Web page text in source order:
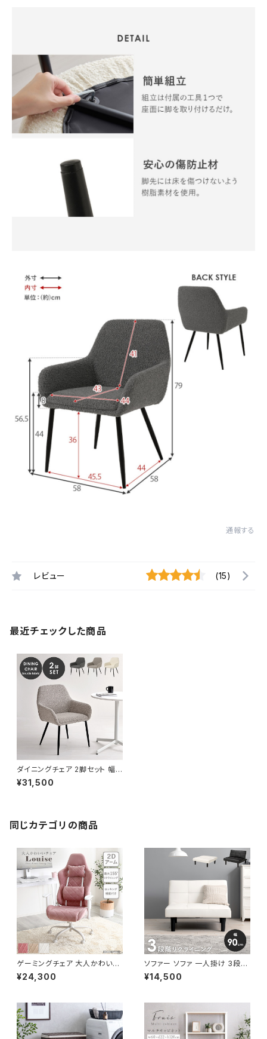
通報する
レビュー (15)
最近チェックした商品
ダイニングチェア 2脚セット 幅5
8 チェア チェアー 椅子 いす ブ
ークレ生地 エントランスチェア
¥31,500
同じカテゴリの商品
ゲーミングチェア 大人かわいい
チェア エレガントチェア ワーク
チェア オフィスチェア イス チェ
¥24,300
ソファー ソファ 一人掛け 3段階
リクライニング ローソファー 一
人暮らし 新生活 幅90
¥14,500